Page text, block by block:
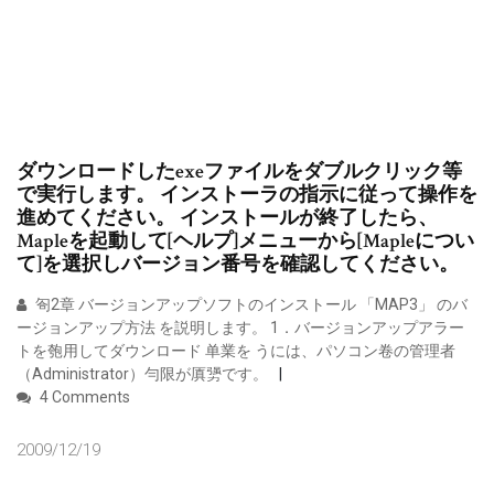
ダウンロードしたexeファイルをダブルクリック等
で実行します。 インストーラの指示に従って操作を
進めてください。 インストールが終了したら、
Mapleを起動して[ヘルプ]メニューから[Mapleについ
て]を選択しバージョン番号を確認してください。
匌2章 バージョンアップソフトのインストール 「MAP3」 のバ
ージョンアップ方法 を説明します。 1．バージョンアップアラー
トを匏用してダウンロード 单業を うには、パソコン卷の管理者
（Administrator）勻限が厧勥です。
4 Comments
2009/12/19